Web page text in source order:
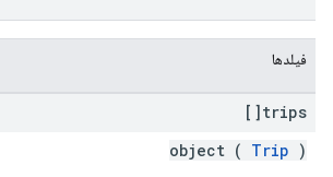
فیلدها
trips[]
object ( Trip )